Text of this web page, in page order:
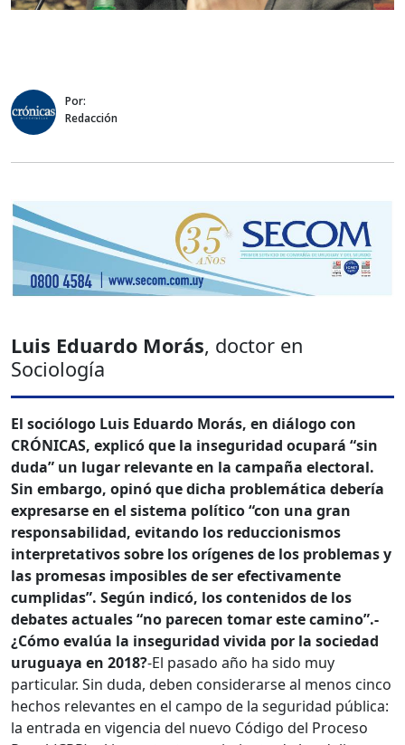
Por:
Redacción
Luis Eduardo Morás, doctor en
Sociología
El sociólogo Luis Eduardo Morás, en diálogo con
CRÓNICAS, explicó que la inseguridad ocupará “sin
duda” un lugar relevante en la campaña electoral.
Sin embargo, opinó que dicha problemática debería
expresarse en el sistema político “con una gran
responsabilidad, evitando los reduccionismos
interpretativos sobre los orígenes de los problemas y
las promesas imposibles de ser efectivamente
cumplidas”. Según indicó, los contenidos de los
debates actuales “no parecen tomar este camino”.-
¿Cómo evalúa la inseguridad vivida por la sociedad
uruguaya en 2018?-El pasado año ha sido muy
particular. Sin duda, deben considerarse al menos cinco
hechos relevantes en el campo de la seguridad pública:
la entrada en vigencia del nuevo Código del Proceso